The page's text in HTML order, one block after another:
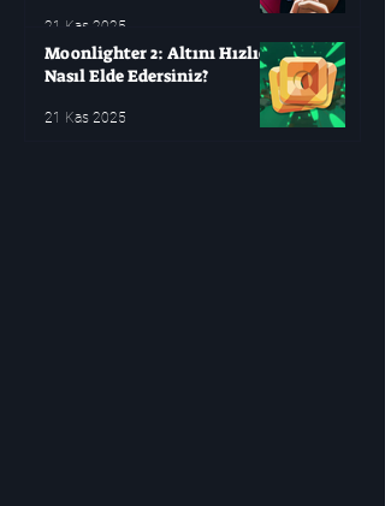
21 Kas 2025
Moonlighter 2: Altını Hızlıca
Nasıl Elde Edersiniz?
21 Kas 2025